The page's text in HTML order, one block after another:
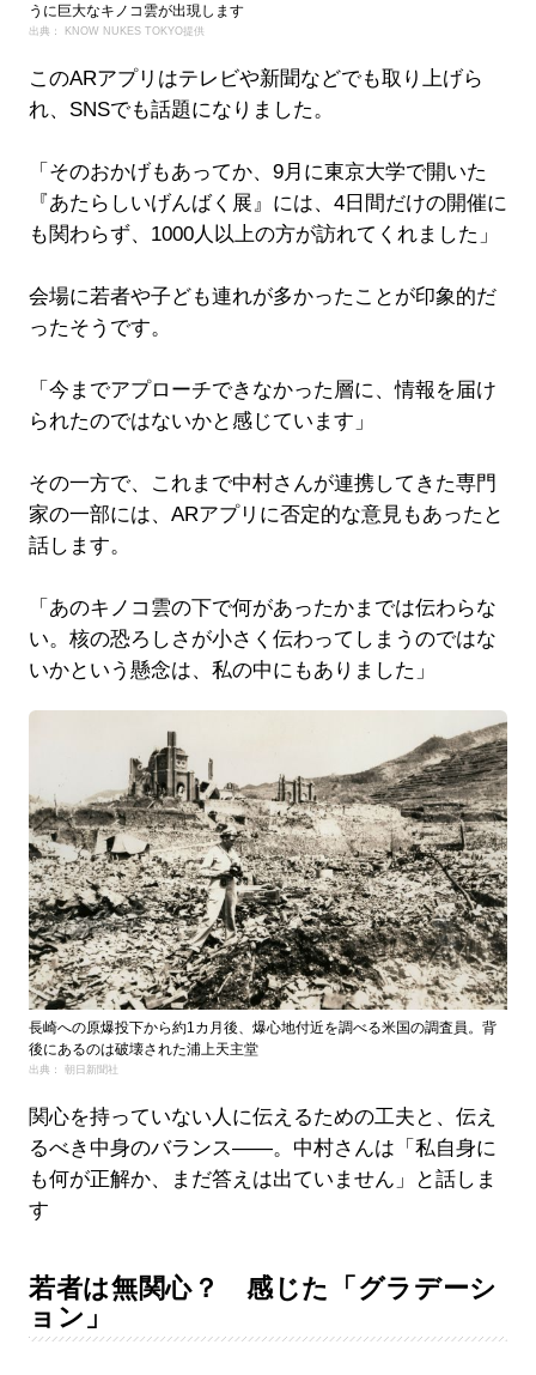
うに巨大なキノコ雲が出現します
出典： KNOW NUKES TOKYO提供
このARアプリはテレビや新聞などでも取り上げら
れ、SNSでも話題になりました。
「そのおかげもあってか、9月に東京大学で開いた
『あたらしいげんばく展』には、4日間だけの開催に
も関わらず、1000人以上の方が訪れてくれました」
会場に若者や子ども連れが多かったことが印象的だ
ったそうです。
「今までアプローチできなかった層に、情報を届け
られたのではないかと感じています」
その一方で、これまで中村さんが連携してきた専門
家の一部には、ARアプリに否定的な意見もあったと
話します。
「あのキノコ雲の下で何があったかまでは伝わらな
い。核の恐ろしさが小さく伝わってしまうのではな
いかという懸念は、私の中にもありました」
長崎への原爆投下から約1カ月後、爆心地付近を調べる米国の調査員。背
後にあるのは破壊された浦上天主堂
出典： 朝日新聞社
関心を持っていない人に伝えるための工夫と、伝え
るべき中身のバランス――。中村さんは「私自身に
も何が正解か、まだ答えは出ていません」と話しま
す
若者は無関心？ 感じた「グラデーシ
ョン」